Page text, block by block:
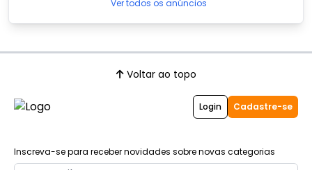
Ver todos os anúncios
Voltar ao topo
Login Cadastre-se
Inscreva-se para receber novidades sobre novas categorias